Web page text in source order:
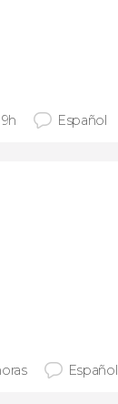
Español
Español